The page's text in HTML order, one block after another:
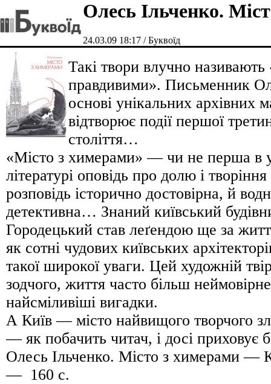
Олесь Ільченко.
24.03.09 18:17 / Буквоїд
Такі твори влучно називають
правдивими». Письменник
основі унікальних архівних
відтворює події першої
століття…
«Місто з химерами» — чи не перша в
літературі оповідь про долю і
розповідь історично достовірна, й
детективна… Знаний київський
Городецький став леґендою ще за
як сотні чудових київських
такої широкої уваги. Цей художній
зодчого, життя часто більш
найсміливіші вигадки.
А Київ — місто найвищого творчого
— як побачить читач, і досі приховує
Олесь Ільченко. Місто з химерами —
— 160 с.